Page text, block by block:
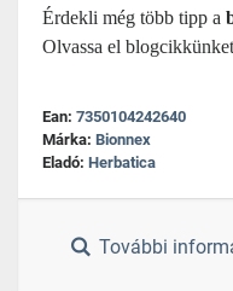
Érdekli még több tipp a
Olvassa el
Ean: 7350104242640
Márka: Bionnex
Eladó: Herbatica
További